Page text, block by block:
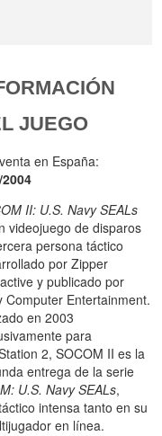
JUEGO
en España:
II: U.S. Navy SEALs
videojuego de disparos
persona táctico
por Zipper
y publicado por
Computer Entertainment.
en 2003
para
2, SOCOM II es la
entrega de la serie
U.S. Navy SEALs,
intensa tanto en su
en línea.